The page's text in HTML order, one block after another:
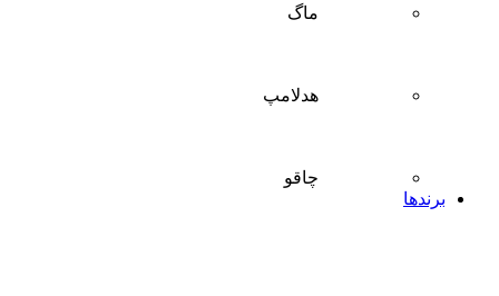
ماگ
هدلامپ
چاقو
برندها